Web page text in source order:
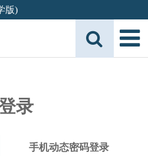
版)
录
手机动态密码登录